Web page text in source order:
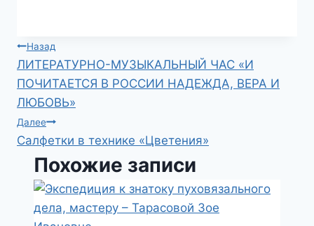
Навигация
по
записям
Назад
ЛИТЕРАТУРНО-МУЗЫКАЛЬНЫЙ ЧАС «И
ПОЧИТАЕТСЯ В РОССИИ НАДЕЖДА, ВЕРА И
ЛЮБОВЬ»
Далее
Салфетки в технике «Цветения»
Похожие записи